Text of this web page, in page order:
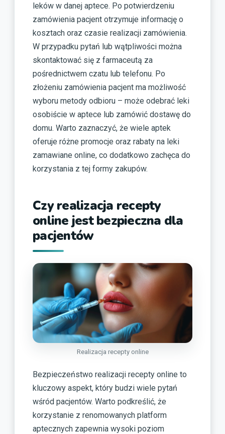
leków w danej aptece. Po potwierdzeniu
zamówienia pacjent otrzymuje informację o
kosztach oraz czasie realizacji zamówienia.
W przypadku pytań lub wątpliwości można
skontaktować się z farmaceutą za
pośrednictwem czatu lub telefonu. Po
złożeniu zamówienia pacjent ma możliwość
wyboru metody odbioru – może odebrać leki
osobiście w aptece lub zamówić dostawę do
domu. Warto zaznaczyć, że wiele aptek
oferuje różne promocje oraz rabaty na leki
zamawiane online, co dodatkowo zachęca do
korzystania z tej formy zakupów.
Czy realizacja recepty
online jest bezpieczna dla
pacjentów
Realizacja recepty online
Bezpieczeństwo realizacji recepty online to
kluczowy aspekt, który budzi wiele pytań
wśród pacjentów. Warto podkreślić, że
korzystanie z renomowanych platform
aptecznych zapewnia wysoki poziom